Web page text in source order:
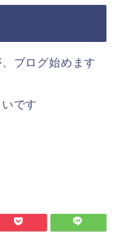
ブログ始めます
です